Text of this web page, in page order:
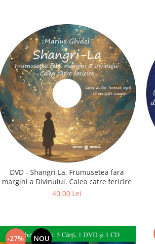
DVD - Shangri La. Frumusetea fara
margini a Divinului. Calea catre fericire
40,00 Lei
-27% NOU